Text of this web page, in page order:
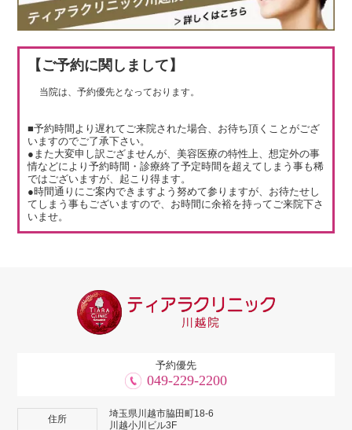
【ご予約に関しまして】
当院は、予約優先となっております。
■予約時間より遅れてご来院された場合、お待ち頂くことがござ
いますのでご了承下さい。
●また大変申し訳ござませんが、美容医療の特性上、想定外の事
情などにより予約時間・診療終了予定時間を超えてしまう事も稀
ではございますが、起こり得ます。
●時間通りにご案内できますよう努めて参りますが、お待たせし
てしまう事もございますので、お時間に余裕を持ってご来院下さ
いませ。
予約優先
049-229-2200
住所
埼玉県川越市脇田町18-6
川越小川ビル3F